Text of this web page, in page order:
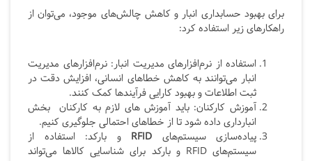
برای بهبود حسابداری انبار و کاهش چالش‌های موجود، می‌توان از
راهکارهای زیر استفاده کرد:
استفاده از نرم‌افزارهای مدیریت انبار: نرم‌افزارهای مدیریت
انبار می‌توانند به کاهش خطاهای انسانی، افزایش دقت در
ثبت اطلاعات و بهبود کارایی فرآیندها کمک کنند.
آموزش کارکنان: باید آموزش های لازم به کارکنان بخش
انبارداری داده شود تا از خطاهای احتمالی جلوگیری کنیم.
پیاده‌سازی سیستم‌های RFID و بارکد: استفاده از
سیستم‌های RFID و بارکد برای شناسایی کالاها می‌تواند